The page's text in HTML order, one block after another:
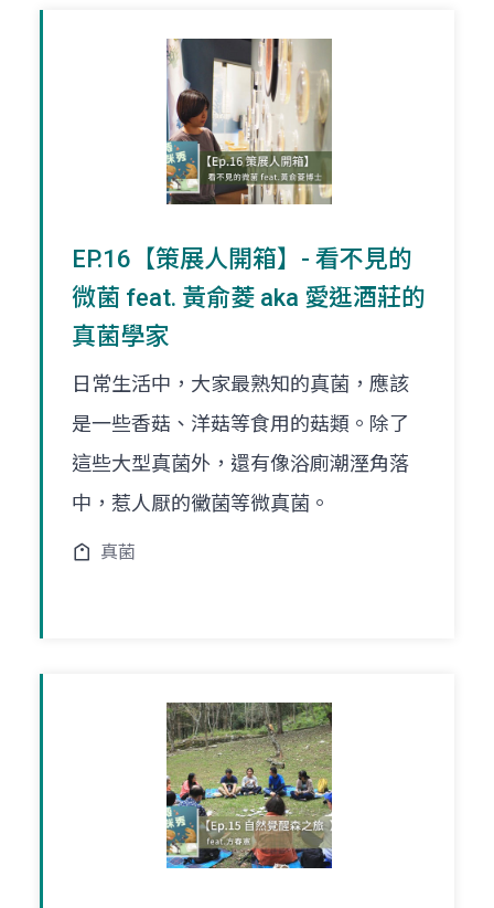
EP.16【策展人開箱】- 看不見的
微菌 feat. 黃俞菱 aka 愛逛酒莊的
真菌學家
日常生活中，大家最熟知的真菌，應該
是一些香菇、洋菇等食用的菇類。除了
這些大型真菌外，還有像浴廁潮溼角落
中，惹人厭的黴菌等微真菌。
真菌